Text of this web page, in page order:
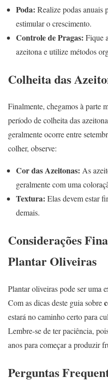
Poda: Realize podas anuais
estimular o crescimento.
Controle de Pragas: Fique
azeitona e utilize métodos
Colheita das
Finalmente, chegamos à parte
período de colheita das
geralmente ocorre entre
colher, observe:
Cor das Azeitonas: As
geralmente com uma
Textura: Elas devem estar
demais.
Considerações
Plantar Oliveiras
Plantar oliveiras pode ser uma
Com as dicas deste guia sobre
estará no caminho certo para
Lembre-se de ter paciência,
anos para começar a produzir
Perguntas